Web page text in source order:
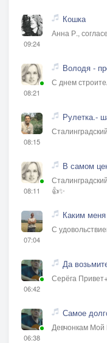
09:24
Кошка
Анна Р.,
08:21
Володя -
С днем
08:15
Рулетка.-
08:11
В самом
👍✨
07:04
Каким
С
06:42
Да
Серёга Привет+
06:38
Самое
Девчонкам